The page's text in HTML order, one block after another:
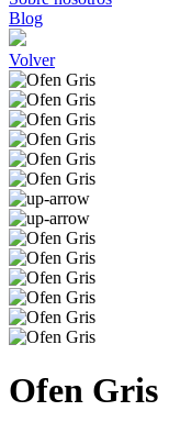
Blog
Volver
Ofen Gris